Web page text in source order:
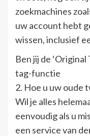
zoekmachines
uw account hebt
wissen, inclusief
Ben jij de
tag-functie
2. Hoe u uw oude
Wil je alles
eenvoudig als u
een service van